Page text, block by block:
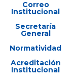
Correo
Institucional
Secretaría
General
Normatividad
Acreditación
Institucional